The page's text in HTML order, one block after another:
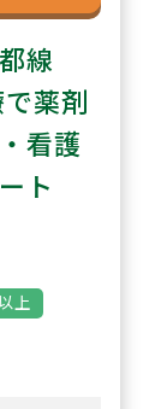
線
薬剤
看護
ト
上